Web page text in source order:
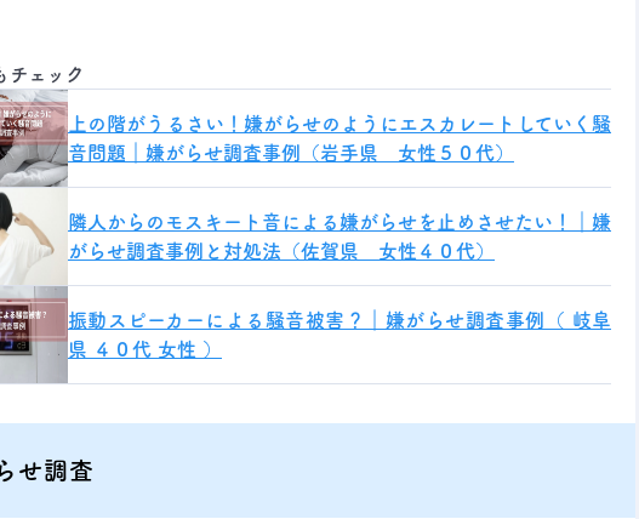
チェック
上の階がうるさい！嫌がらせのようにエスカレートしていく騒
音問題｜嫌がらせ調査事例（岩手県 女性５０代）
隣人からのモスキート音による嫌がらせを止めさせたい！｜嫌
がらせ調査事例と対処法（佐賀県 女性４０代）
振動スピーカーによる騒音被害？｜嫌がらせ調査事例（ 岐阜
県 ４０代 女性 ）
せ調査